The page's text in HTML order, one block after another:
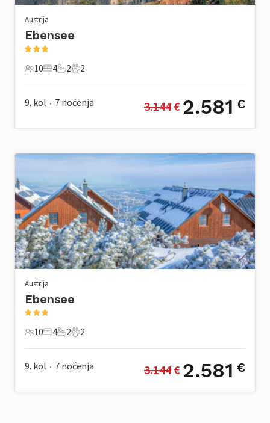
Austrija
Ebensee
10 Gosti
10
4 Spavaće sobe
4
2 Kupaonice
2
2 Kućni ljubimac
2
9. kol • 7 noćenja 3.144 € 2.581 €
Austrija
Ebensee
10 Gosti
10
4 Spavaće sobe
4
2 Kupaonice
2
2 Kućni ljubimac
2
9. kol • 7 noćenja 3.144 € 2.581 €